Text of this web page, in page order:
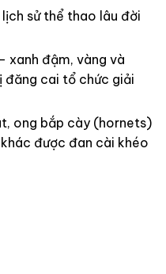
sử thể thao lâu đời
xanh đậm, vàng và
đăng cai tổ chức giải
ong bắp cày (hornets)
được đan cài khéo